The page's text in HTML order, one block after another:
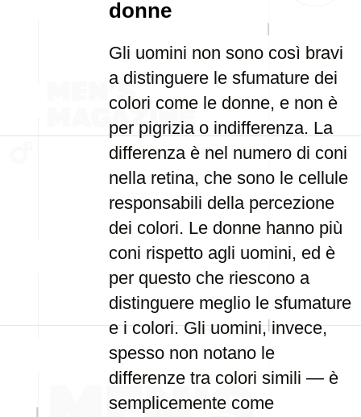
donne
Gli uomini non sono così bravi
a distinguere le sfumature dei
colori come le donne, e non è
per pigrizia o indifferenza. La
differenza è nel numero di coni
nella retina, che sono le cellule
responsabili della percezione
dei colori. Le donne hanno più
coni rispetto agli uomini, ed è
per questo che riescono a
distinguere meglio le sfumature
e i colori. Gli uomini, invece,
spesso non notano le
differenze tra colori simili — è
semplicemente come